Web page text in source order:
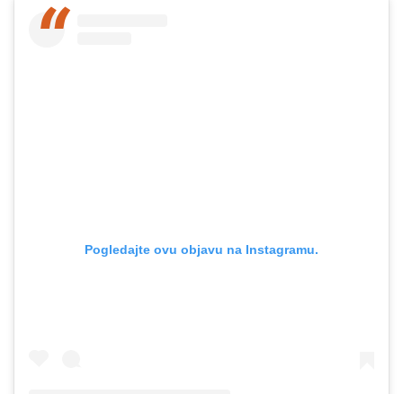
Pogledajte ovu objavu na Instagramu.